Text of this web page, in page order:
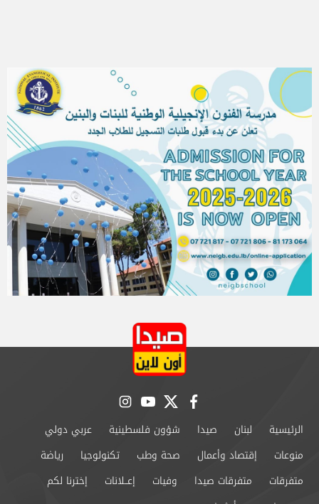
facebook
twitter
youtube
instagram
الرئيسية لبنان صيدا شؤون فلسطينية
عربي دولي
منوعات
إقتصاد وأعمال صحة وطب تكنولوجيا
رياضة
متفرقات
متفرقات صيدا وفيات إعــلانات
إخترنا لكم